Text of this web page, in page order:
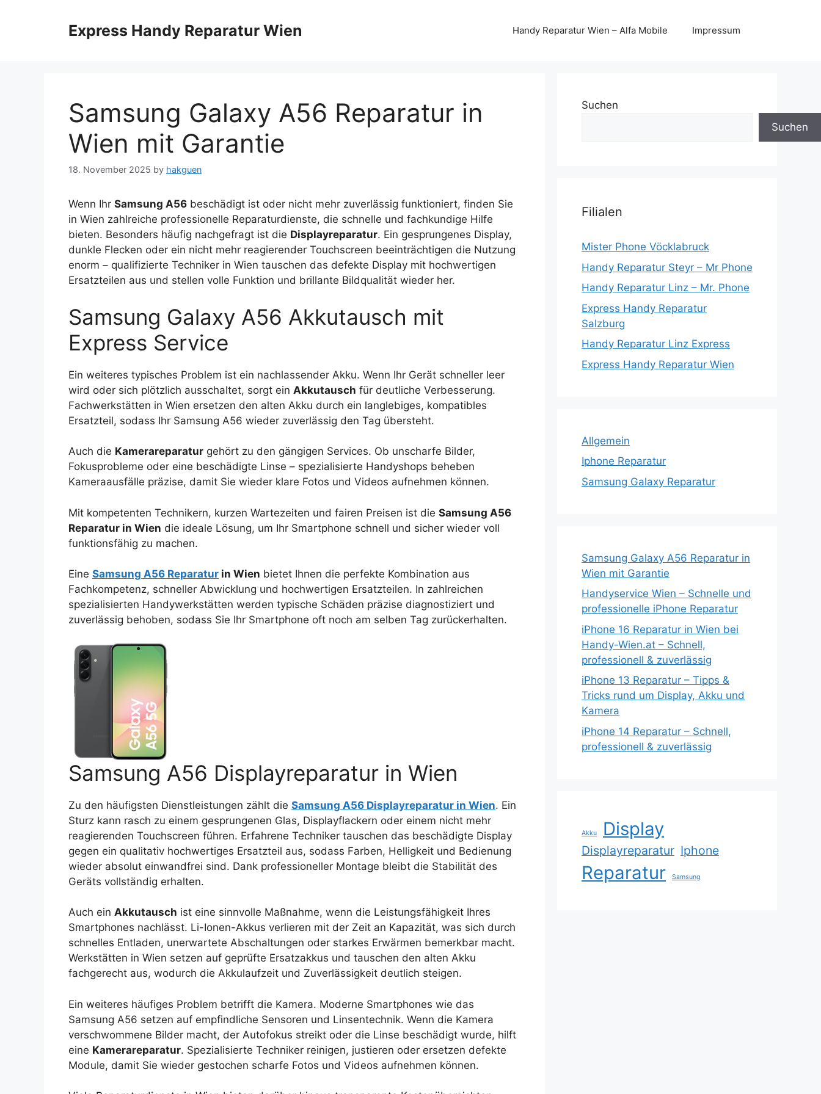
Express Handy Reparatur Wien Handy Reparatur Wien – Alfa Mobile Impressum
Samsung Galaxy A56 Reparatur in
Wien mit Garantie
18. November 2025 by hakguen
Wenn Ihr Samsung A56 beschädigt ist oder nicht mehr zuverlässig funktioniert, finden Sie
in Wien zahlreiche professionelle Reparaturdienste, die schnelle und fachkundige Hilfe
bieten. Besonders häufig nachgefragt ist die Displayreparatur. Ein gesprungenes Display,
dunkle Flecken oder ein nicht mehr reagierender Touchscreen beeinträchtigen die Nutzung
enorm – qualifizierte Techniker in Wien tauschen das defekte Display mit hochwertigen
Ersatzteilen aus und stellen volle Funktion und brillante Bildqualität wieder her.
Samsung Galaxy A56 Akkutausch mit
Express Service
Ein weiteres typisches Problem ist ein nachlassender Akku. Wenn Ihr Gerät schneller leer
wird oder sich plötzlich ausschaltet, sorgt ein Akkutausch für deutliche Verbesserung.
Fachwerkstätten in Wien ersetzen den alten Akku durch ein langlebiges, kompatibles
Ersatzteil, sodass Ihr Samsung A56 wieder zuverlässig den Tag übersteht.
Auch die Kamerareparatur gehört zu den gängigen Services. Ob unscharfe Bilder,
Fokusprobleme oder eine beschädigte Linse – spezialisierte Handyshops beheben
Kameraausfälle präzise, damit Sie wieder klare Fotos und Videos aufnehmen können.
Mit kompetenten Technikern, kurzen Wartezeiten und fairen Preisen ist die Samsung A56
Reparatur in Wien die ideale Lösung, um Ihr Smartphone schnell und sicher wieder voll
funktionsfähig zu machen.
Eine Samsung A56 Reparatur in Wien bietet Ihnen die perfekte Kombination aus
Fachkompetenz, schneller Abwicklung und hochwertigen Ersatzteilen. In zahlreichen
spezialisierten Handywerkstätten werden typische Schäden präzise diagnostiziert und
zuverlässig behoben, sodass Sie Ihr Smartphone oft noch am selben Tag zurückerhalten.
Samsung A56 Displayreparatur in Wien
Zu den häufigsten Dienstleistungen zählt die Samsung A56 Displayreparatur in Wien. Ein
Sturz kann rasch zu einem gesprungenen Glas, Displayflackern oder einem nicht mehr
reagierenden Touchscreen führen. Erfahrene Techniker tauschen das beschädigte Display
gegen ein qualitativ hochwertiges Ersatzteil aus, sodass Farben, Helligkeit und Bedienung
wieder absolut einwandfrei sind. Dank professioneller Montage bleibt die Stabilität des
Geräts vollständig erhalten.
Auch ein Akkutausch ist eine sinnvolle Maßnahme, wenn die Leistungsfähigkeit Ihres
Smartphones nachlässt. Li-Ionen-Akkus verlieren mit der Zeit an Kapazität, was sich durch
schnelles Entladen, unerwartete Abschaltungen oder starkes Erwärmen bemerkbar macht.
Werkstätten in Wien setzen auf geprüfte Ersatzakkus und tauschen den alten Akku
fachgerecht aus, wodurch die Akkulaufzeit und Zuverlässigkeit deutlich steigen.
Ein weiteres häufiges Problem betrifft die Kamera. Moderne Smartphones wie das
Samsung A56 setzen auf empfindliche Sensoren und Linsentechnik. Wenn die Kamera
verschwommene Bilder macht, der Autofokus streikt oder die Linse beschädigt wurde, hilft
eine Kamerareparatur. Spezialisierte Techniker reinigen, justieren oder ersetzen defekte
Module, damit Sie wieder gestochen scharfe Fotos und Videos aufnehmen können.
Suchen
Suchen
Filialen
Mister Phone Vöcklabruck
Handy Reparatur Steyr – Mr Phone
Handy Reparatur Linz – Mr. Phone
Express Handy Reparatur
Salzburg
Handy Reparatur Linz Express
Express Handy Reparatur Wien
Allgemein
Iphone Reparatur
Samsung Galaxy Reparatur
Samsung Galaxy A56 Reparatur in
Wien mit Garantie
Handyservice Wien – Schnelle und
professionelle iPhone Reparatur
iPhone 16 Reparatur in Wien bei
Handy-Wien.at – Schnell,
professionell & zuverlässig
iPhone 13 Reparatur – Tipps &
Tricks rund um Display, Akku und
Kamera
iPhone 14 Reparatur – Schnell,
professionell & zuverlässig
Akku Display
Displayreparatur Iphone
Reparatur Samsung